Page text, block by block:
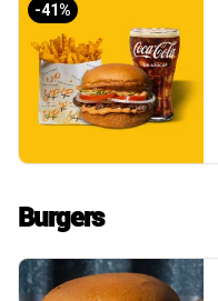
-41%
Burgers